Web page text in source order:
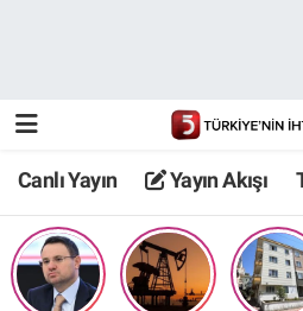
Canlı Yayın Yayın Akışı
TV 5 Ekranı ve Arşiv